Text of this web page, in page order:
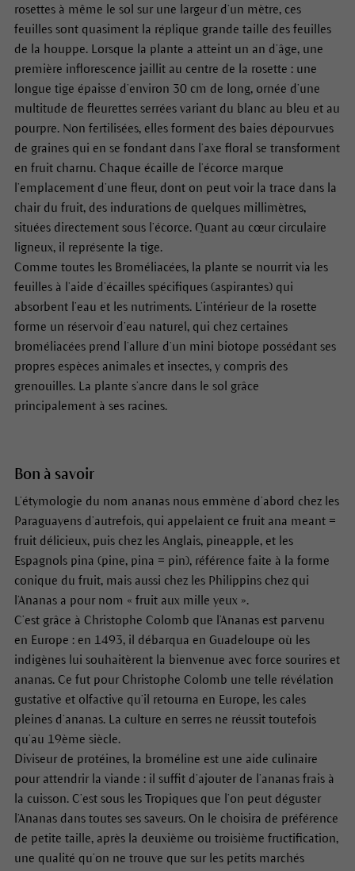
rosettes à même le sol sur une largeur d’un mètre, ces
feuilles sont quasiment la réplique grande taille des feuilles
de la houppe. Lorsque la plante a atteint un an d’âge, une
première inflorescence jaillit au centre de la rosette : une
longue tige épaisse d’environ 30 cm de long, ornée d’une
multitude de fleurettes serrées variant du blanc au bleu et au
pourpre. Non fertilisées, elles forment des baies dépourvues
de graines qui en se fondant dans l’axe floral se transforment
en fruit charnu. Chaque écaille de l’écorce marque
l’emplacement d’une fleur, dont on peut voir la trace dans la
chair du fruit, des indurations de quelques millimètres,
situées directement sous l’écorce. Quant au cœur circulaire
ligneux, il représente la tige.
Comme toutes les Broméliacées, la plante se nourrit via les
feuilles à l’aide d’écailles spécifiques (aspirantes) qui
absorbent l’eau et les nutriments. L’intérieur de la rosette
forme un réservoir d’eau naturel, qui chez certaines
broméliacées prend l’allure d’un mini biotope possédant ses
propres espèces animales et insectes, y compris des
grenouilles. La plante s’ancre dans le sol grâce
principalement à ses racines.
Bon à savoir
L’étymologie du nom ananas nous emmène d’abord chez les
Paraguayens d’autrefois, qui appelaient ce fruit ana meant =
fruit délicieux, puis chez les Anglais, pineapple, et les
Espagnols pina (pine, pina = pin), référence faite à la forme
conique du fruit, mais aussi chez les Philippins chez qui
l’Ananas a pour nom « fruit aux mille yeux ».
C’est grâce à Christophe Colomb que l’Ananas est parvenu
en Europe : en 1493, il débarqua en Guadeloupe où les
indigènes lui souhaitèrent la bienvenue avec force sourires et
ananas. Ce fut pour Christophe Colomb une telle révélation
gustative et olfactive qu’il retourna en Europe, les cales
pleines d’ananas. La culture en serres ne réussit toutefois
qu’au 19ème siècle.
Diviseur de protéines, la broméline est une aide culinaire
pour attendrir la viande : il suffit d’ajouter de l’ananas frais à
la cuisson. C’est sous les Tropiques que l’on peut déguster
l’Ananas dans toutes ses saveurs. On le choisira de préférence
de petite taille, après la deuxième ou troisième fructification,
une qualité qu’on ne trouve que sur les petits marchés